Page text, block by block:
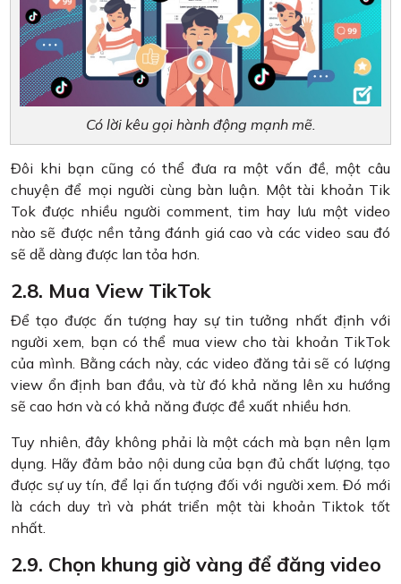
Có lời kêu gọi hành động mạnh mẽ.
Đôi khi bạn cũng có thể đưa ra một vấn đề, một câu
chuyện để mọi người cùng bàn luận. Một tài khoản Tik
Tok được nhiều người comment, tim hay lưu một video
nào sẽ được nền tảng đánh giá cao và các video sau đó
sẽ dễ dàng được lan tỏa hơn.
2.8. Mua View TikTok
Để tạo được ấn tượng hay sự tin tưởng nhất định với
người xem, bạn có thể mua view cho tài khoản TikTok
của mình. Bằng cách này, các video đăng tải sẽ có lượng
view ổn định ban đầu, và từ đó khả năng lên xu hướng
sẽ cao hơn và có khả năng được đề xuất nhiều hơn.
Tuy nhiên, đây không phải là một cách mà bạn nên lạm
dụng. Hãy đảm bảo nội dung của bạn đủ chất lượng, tạo
được sự uy tín, để lại ấn tượng đối với người xem. Đó mới
là cách duy trì và phát triển một tài khoản Tiktok tốt
nhất.
2.9. Chọn khung giờ vàng để đăng video